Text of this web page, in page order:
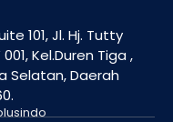
101, Jl. Hj. Tutty
Kel.Duren Tiga ,
Selatan, Daerah